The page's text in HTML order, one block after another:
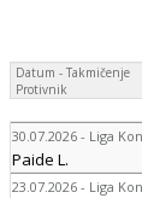
Datum - Takmičenje
Protivnik
30.07.2026 - Liga
Paide L.
23.07.2026 - Liga